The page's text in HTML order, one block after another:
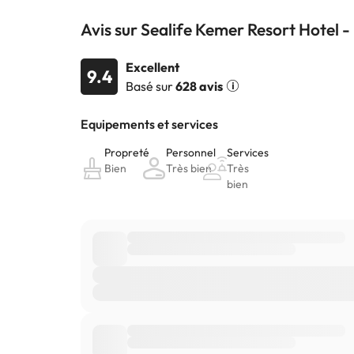
Avis sur Sealife Kemer Resort Hotel
9.4
Excellent
Basé sur628 avis